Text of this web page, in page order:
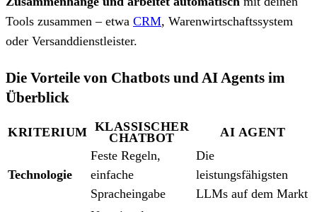
Tools zusammen – etwa CRM, Warenwirtschaftssystem
oder Versanddienstleister.
Die Vorteile von Chatbots und AI Agents im
Überblick
KRITERIUM KLASSISCHER
CHATBOT
AI AGENT
Technologie
Feste Regeln,
einfache
Spracheingabe
Die
leistungsfähigsten
LLMs auf dem Markt